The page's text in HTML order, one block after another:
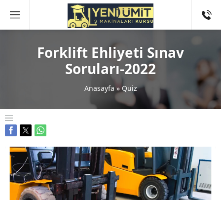
Forklift Ehliyeti Sınav
Soruları-2022
Anasayfa»Quiz